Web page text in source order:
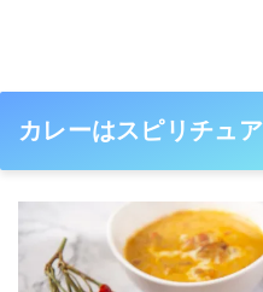
カレーはスピリチュ